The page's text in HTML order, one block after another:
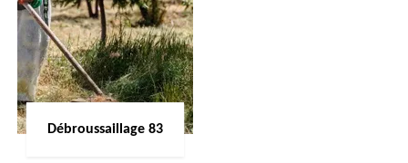
Débroussaillage 83